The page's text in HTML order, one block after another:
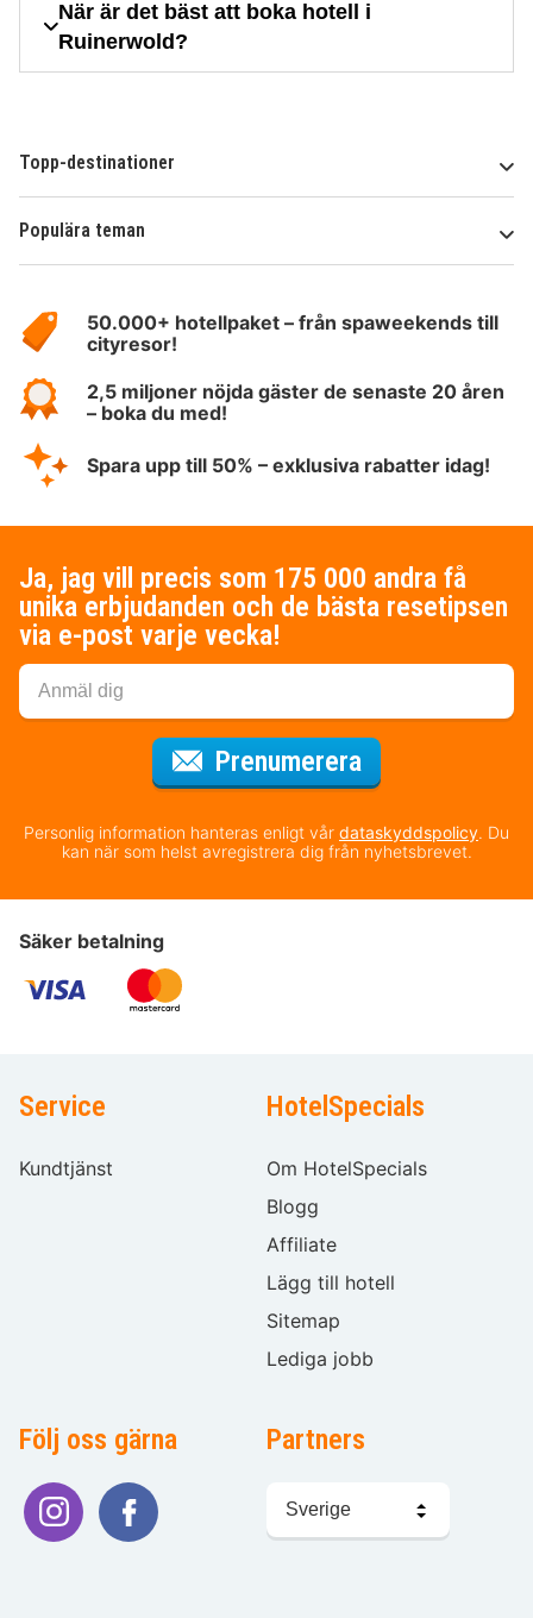
När är det bäst att boka hotell i
Ruinerwold?
Topp-destinationer
Populära teman
HotelSpecials50.000+ hotellpaket – från spaweekends till
cityresor!
2,5 miljoner nöjda gäster de senaste 20 åren
– boka du med!
Spara upp till 50% – exklusiva rabatter idag!
Ja, jag vill precis som 175 000 andra få
unika erbjudanden och de bästa resetipsen
via e-post varje vecka!
Prenumerera
Personlig information hanteras enligt vår dataskyddspolicy. Du
kan när som helst avregistrera dig från nyhetsbrevet.
Säker betalning
Service
Kundtjänst
HotelSpecials
Om HotelSpecials
Blogg
Affiliate
Lägg till hotell
Sitemap
Lediga jobb
Följ oss gärna Partners
språk